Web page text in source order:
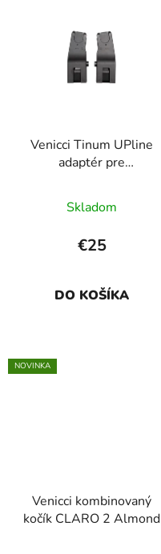
Venicci Tinum UPline
adaptér pre
Skladom
€25
DO KOŠÍKA
NOVINKA
Venicci kombinovaný
kočík CLARO 2 Almond